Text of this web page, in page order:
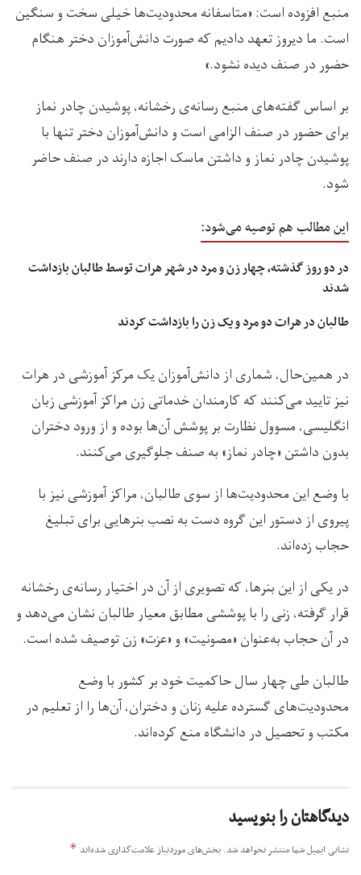
منبع افزوده است: «متاسفانه محدودیت‌ها خیلی سخت و سنگین
است. ما دیروز تعهد دادیم که صورت دانش‌آموزان دختر هنگام
حضور در صنف دیده نشود.»
بر اساس گفته‌های منبع رسانه‌ی رخشانه، پوشیدن چادر نماز
برای حضور در صنف الزامی است و دانش‌آموزان دختر تنها با
پوشیدن چادر نماز و داشتن ماسک اجازه‌ دارند در صنف حاضر
شود.
این مطالب هم توصیه می‌شود:
در دو روز گذشته، چهار زن و مرد در شهر هرات توسط طالبان بازداشت
شدند
طالبان در هرات دو مرد و یک زن را بازداشت کردند
در همین‌حال، شماری از دانش‌آموزان یک مرکز آموزشی در هرات
نیز تایید می‌کنند که کارمندان خدماتی زن مراکز آموزشی زبان
انگلیسی، مسوول نظارت بر پوشش آن‌ها بوده و از ورود دختران
بدون داشتن «چادر نماز» به صنف جلوگیری می‌کنند.
با وضع این محدودیت‌ها از سوی طالبان، مراکز آموزشی نیز با
پیروی از دستور این گروه دست به نصب بنرهایی برای تبلیغ
حجاب زده‌اند.
در یکی از این بنرها، که تصویری از آن در اختیار رسانه‌ی رخشانه
قرار گرفته، زنی را با پوششی مطابق معیار طالبان نشان می‌دهد و
در آن حجاب به‌عنوان «مصونیت» و «عزت» زن توصیف شده است.
طالبان طی چهار سال حاکمیت خود بر کشور با وضع
محدودیت‌های گسترده علیه زنان و دختران، آن‌ها را از تعلیم در
مکتب و تحصیل در دانشگاه‌ منع کرده‌اند.
دیدگاهتان را بنویسید
نشانی ایمیل شما منتشر نخواهد شد. بخش‌های موردنیاز علامت‌گذاری شده‌اند *